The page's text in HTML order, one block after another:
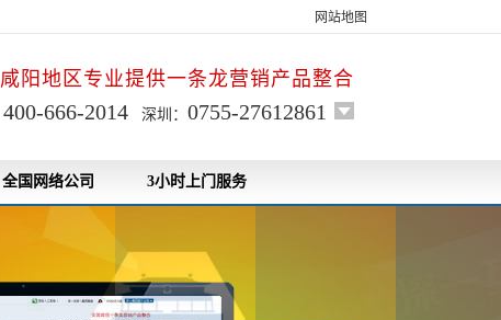
网站地图
咸阳地区专业提供一条龙营销产品整合
400-666-2014 深圳： 0755-27612861
全国网络公司 3小时上门服务